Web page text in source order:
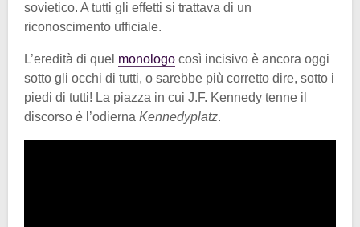
sovietico. A tutti gli effetti si trattava di un
riconoscimento ufficiale.
L’eredità di quel monologo così incisivo è ancora oggi
sotto gli occhi di tutti, o sarebbe più corretto dire, sotto i
piedi di tutti! La piazza in cui J.F. Kennedy tenne il
discorso è l’odierna Kennedyplatz.